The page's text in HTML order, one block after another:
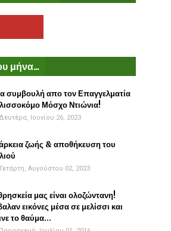
μήνα...
συμβουλή απο τον Επαγγελματία
Μόσχο Ντιώνια!
Ιουνίου 26, 2023
ζωής & αποθήκευση του
Αυγούστου 02, 2023
μας είναι ολοζώντανη!
εικόνες μέσα σε μελίσσι και
το θαύμα...